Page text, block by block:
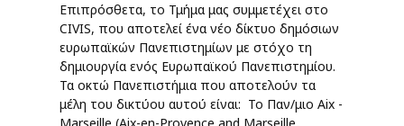
Επιπρόσθετα, το Τμήμα μας συμμετέχει στο
CIVIS, που αποτελεί ένα νέο δίκτυο δημόσιων
ευρωπαϊκών Πανεπιστημίων με στόχο τη
δημιουργία ενός Ευρωπαϊκού Πανεπιστημίου.
Τα οκτώ Πανεπιστήμια που αποτελούν τα
μέλη του δικτύου αυτού είναι: Το Παν/μιο Aix -